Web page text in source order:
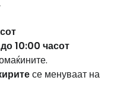
10:00 часот
се менуваат на